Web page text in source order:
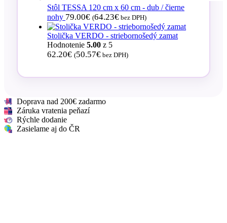
Stôl TESSA 120 cm x 60 cm - dub / čierne
nohy 79.00€ (64.23€ bez DPH)
Stolička VERDO - striebornošedý zamat
Hodnotenie 5.00 z 5
62.20€ (50.57€ bez DPH)
Doprava nad 200€ zadarmo
Záruka vratenia peňazí
Rýchle dodanie
Zasielame aj do ČR